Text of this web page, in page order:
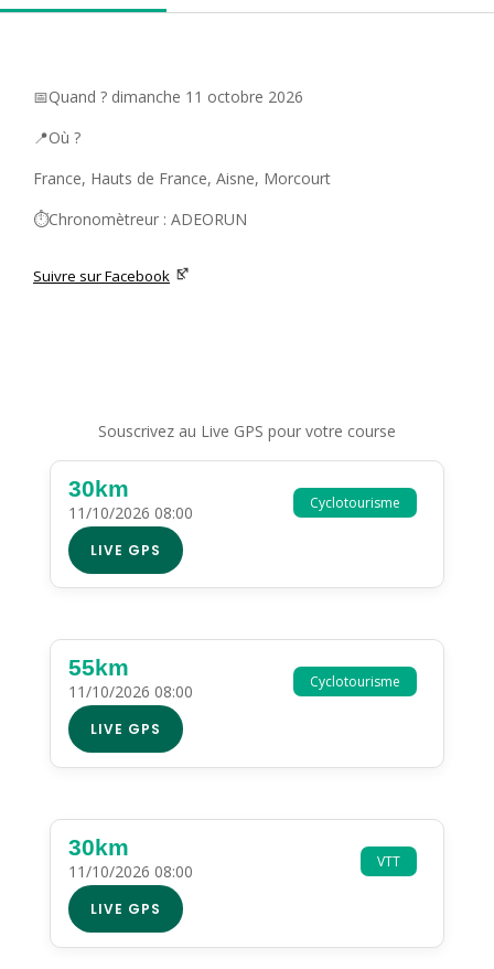
📅Quand ? dimanche 11 octobre 2026
📍Où ?
France, Hauts de France, Aisne, Morcourt
⏱️Chronomètreur : ADEORUN
Suivre sur Facebook
Souscrivez au Live GPS pour votre course
Cyclotourisme
30km
11/10/2026 08:00
LIVE GPS
Cyclotourisme
55km
11/10/2026 08:00
LIVE GPS
VTT
30km
11/10/2026 08:00
LIVE GPS